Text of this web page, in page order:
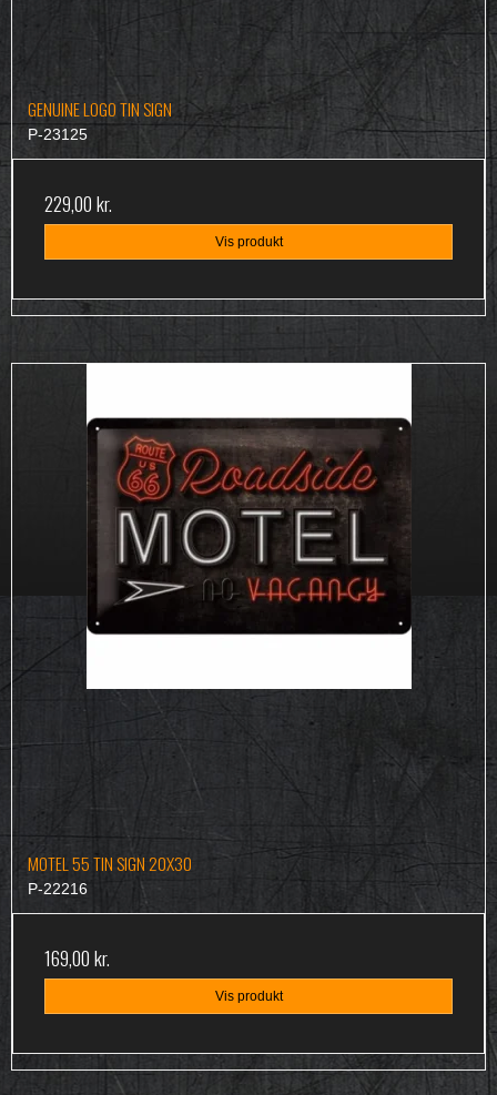
GENUINE LOGO TIN SIGN
P-23125
229,00 kr.
Vis produkt
MOTEL 55 TIN SIGN 20X30
P-22216
169,00 kr.
Vis produkt